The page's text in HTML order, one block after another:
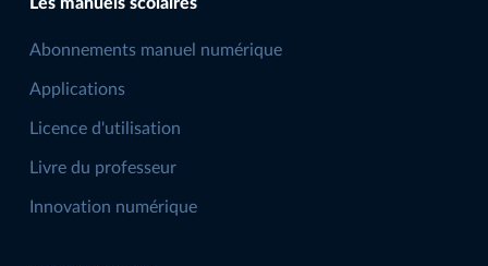
Les manuels scolaires
Abonnements manuel numérique
Applications
Licence d'utilisation
Livre du professeur
Innovation numérique